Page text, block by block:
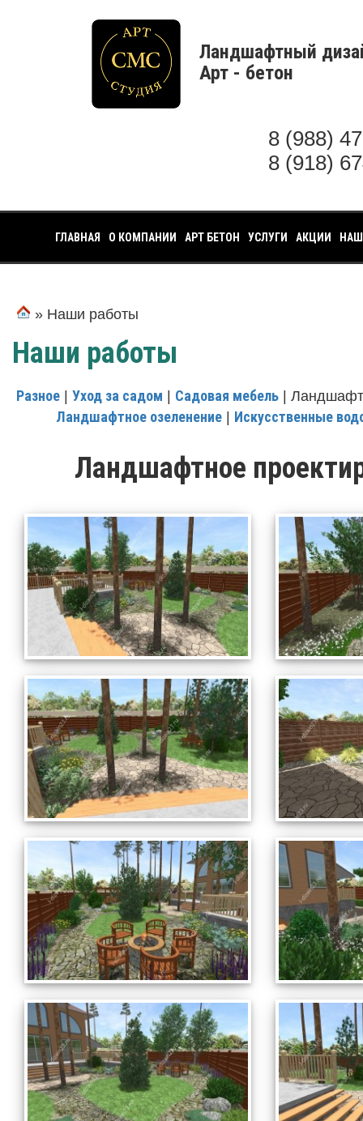
Ландшафтный
Арт - бетон
8 (988)
8 (918)
ГЛАВНАЯ О КОМПАНИИ АРТ БЕТОН УСЛУГИ АКЦИИ
» Наши работы
Наши работы
Разное Уход за садом Садовая мебель |
Ландшафтное озеленение Искусственные
Ландшафтное